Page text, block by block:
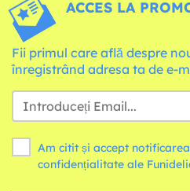
ACCES LA
Fii primul care află despre
înregistrând adresa ta de e-
Am citit și accept
confidențialitate ale